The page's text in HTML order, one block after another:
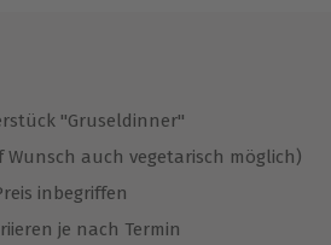
"Gruseldinner"
Wunsch auch vegetarisch möglich)
inbegriffen
je nach Termin